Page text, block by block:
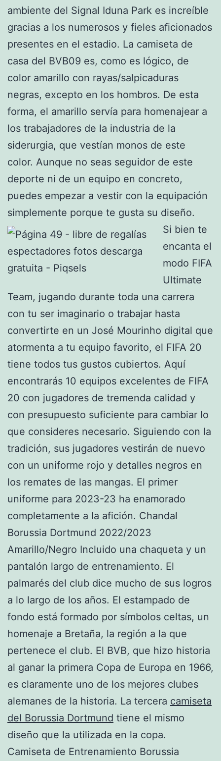
ambiente del Signal Iduna Park es increíble
gracias a los numerosos y fieles aficionados
presentes en el estadio. La camiseta de
casa del BVB09 es, como es lógico, de
color amarillo con rayas/salpicaduras
negras, excepto en los hombros. De esta
forma, el amarillo servía para homenajear a
los trabajadores de la industria de la
siderurgia, que vestían monos de este
color. Aunque no seas seguidor de este
deporte ni de un equipo en concreto,
puedes empezar a vestir con la equipación
simplemente porque te gusta su diseño.
Si bien te
encanta el
modo FIFA
Ultimate
Team, jugando durante toda una carrera
con tu ser imaginario o trabajar hasta
convertirte en un José Mourinho digital que
atormenta a tu equipo favorito, el FIFA 20
tiene todos tus gustos cubiertos. Aquí
encontrarás 10 equipos excelentes de FIFA
20 con jugadores de tremenda calidad y
con presupuesto suficiente para cambiar lo
que consideres necesario. Siguiendo con la
tradición, sus jugadores vestirán de nuevo
con un uniforme rojo y detalles negros en
los remates de las mangas. El primer
uniforme para 2023-23 ha enamorado
completamente a la afición. Chandal
Borussia Dortmund 2022/2023
Amarillo/Negro Incluido una chaqueta y un
pantalón largo de entrenamiento. El
palmarés del club dice mucho de sus logros
a lo largo de los años. El estampado de
fondo está formado por símbolos celtas, un
homenaje a Bretaña, la región a la que
pertenece el club. El BVB, que hizo historia
al ganar la primera Copa de Europa en 1966,
es claramente uno de los mejores clubes
alemanes de la historia. La tercera camiseta
del Borussia Dortmund tiene el mismo
diseño que la utilizada en la copa.
Camiseta de Entrenamiento Borussia